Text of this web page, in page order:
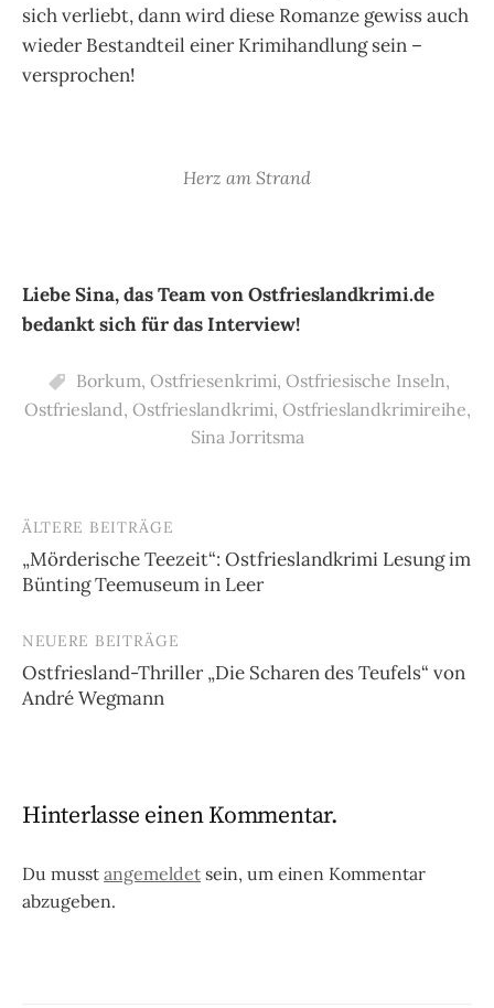
sich verliebt, dann wird diese Romanze gewiss auch
wieder Bestandteil einer Krimihandlung sein –
versprochen!
Herz am Strand
Liebe Sina, das Team von Ostfrieslandkrimi.de
bedankt sich für das Interview!
Borkum, Ostfriesenkrimi, Ostfriesische Inseln,
Ostfriesland, Ostfrieslandkrimi, Ostfrieslandkrimireihe,
Sina Jorritsma
Beitragsnavigation
ÄLTERE BEITRÄGE
„Mörderische Teezeit“: Ostfrieslandkrimi Lesung im
Bünting Teemuseum in Leer
NEUERE BEITRÄGE
Ostfriesland-Thriller „Die Scharen des Teufels“ von
André Wegmann
Hinterlasse einen Kommentar.
Du musst angemeldet sein, um einen Kommentar
abzugeben.